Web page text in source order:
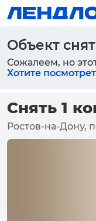
Объект
Сожалеем, но
Хотите
Снять 1
Ростов-на-Дону,